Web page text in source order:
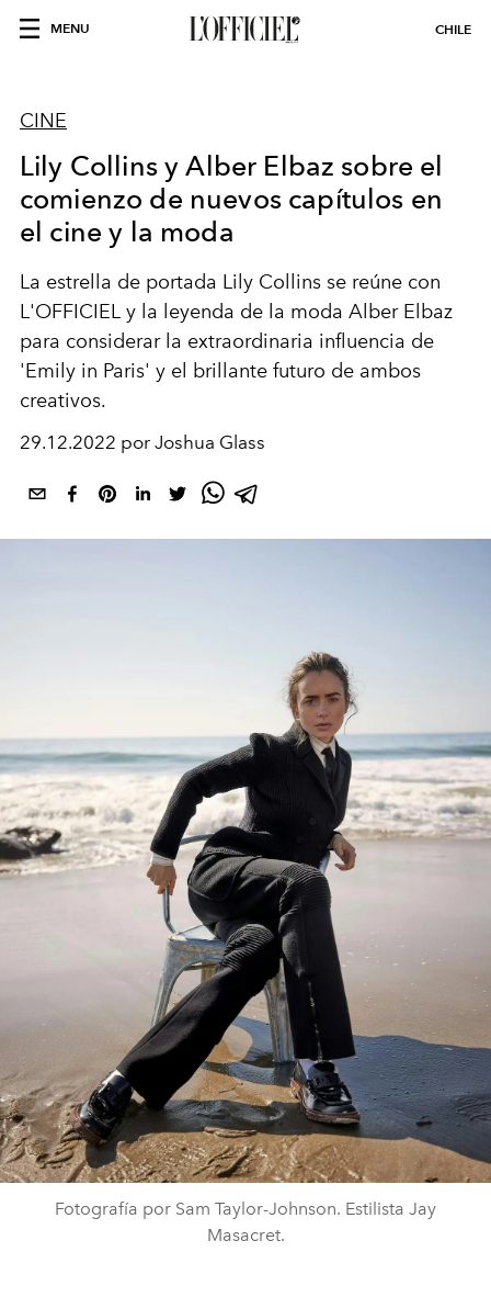
MENU CHILE
CINE
Lily Collins y Alber Elbaz sobre el
comienzo de nuevos capítulos en
el cine y la moda
La estrella de portada Lily Collins se reúne con
L'OFFICIEL y la leyenda de la moda Alber Elbaz
para considerar la extraordinaria influencia de
'Emily in Paris' y el brillante futuro de ambos
creativos.
29.12.2022 por Joshua Glass
Fotografía por Sam Taylor-Johnson. Estilista Jay
Masacret.